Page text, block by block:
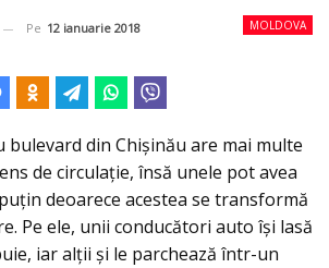
MOLDOVA
Pe 12 ianuarie 2018
bulevard din Chişinău are mai multe
de circulaţie, însă unele pot avea
deoarece acestea se transformă
Pe ele, unii conducători auto îşi lasă
iar alţii şi le parchează într-un